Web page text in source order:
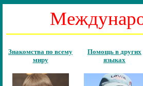
Знакомства по всему
миру
Помощь в других
языках